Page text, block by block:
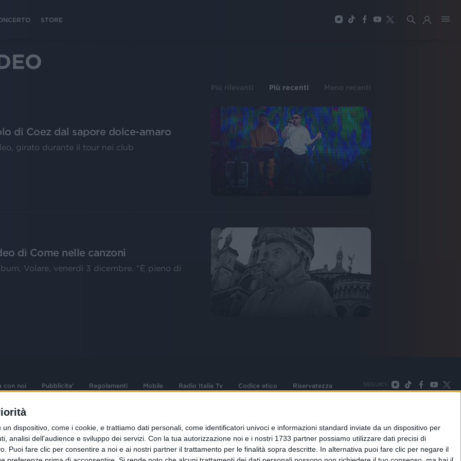
dispositivo, come i cookie, e trattiamo dati personali, come identificatori univoci e informazioni standard inviate da un dispositivo per
analisi dell'audience e sviluppo dei servizi. Con la tua autorizzazione noi e i nostri 1733 partner possiamo utilizzare dati precisi di
Puoi fare clic per consentire a noi e ai nostri partner il trattamento per le finalità sopra descritte. In alternativa puoi fare clic per negare il
STORE
Più rilevanti Più recenti Meno recenti
di Coez dal sapore dolce-amaro
girato durante il tour nei club
di Come nelle canzoni
Volare, venerdì 3 dicembre. “È pieno di
con noi Pubblicita' Regolamenti Mobile Radio Italia Tv Codice etico Riservatezza SEGUICI
dell'ingegno
d'autore e dei diritti
e n° iscrizione
Sede Amministrativa: Viale Europa 49, 20093 Cologno Monzese (Mi) |Tel. +39 02 254441 | Fax +39
02 25444220
Sede Legale: Via Savona 97, 20144 Milano
TORNA SU